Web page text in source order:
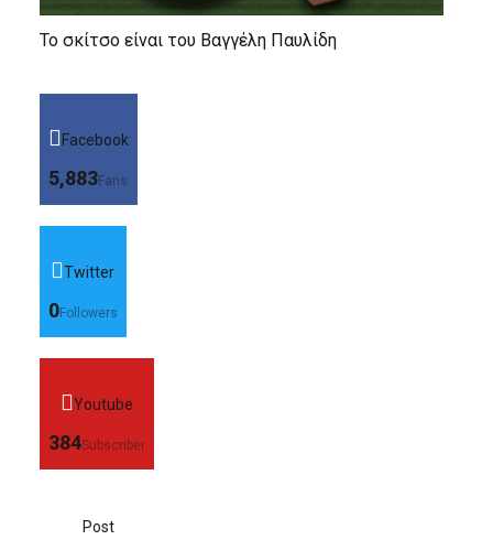
Το σκίτσο είναι του Βαγγέλη Παυλίδη
Facebook
5,883Fans
Twitter
0Followers
Youtube
384Subscriber
Post